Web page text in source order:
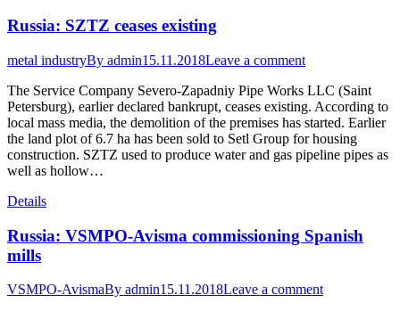
Russia: SZTZ ceases existing
metal industryBy admin15.11.2018Leave a comment
The Service Company Severo-Zapadniy Pipe Works LLC (Saint
Petersburg), earlier declared bankrupt, ceases existing. According to
local mass media, the demolition of the premises has started. Earlier
the land plot of 6.7 ha has been sold to Setl Group for housing
construction. SZTZ used to produce water and gas pipeline pipes as
well as hollow…
Details
Russia: VSMPO-Avisma commissioning Spanish
mills
VSMPO-AvismaBy admin15.11.2018Leave a comment